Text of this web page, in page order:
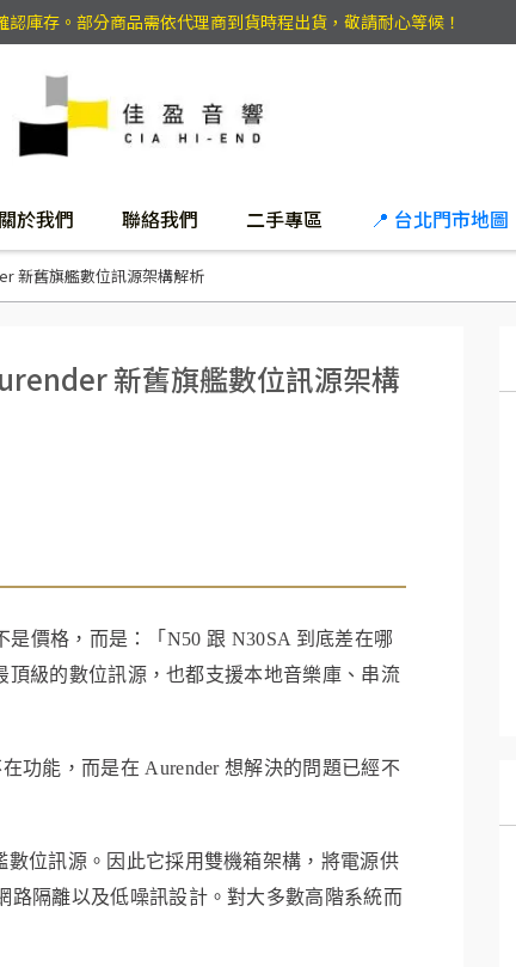
認庫存。部分商品需依代理商到貨時程出貨，敬請耐心等候！
關於我們 聯絡我們 二手專區 📍 台北門市地圖
新舊旗艦數位訊源架構解析
新舊旗艦數位訊源架構
價格，而是：「N50 跟 N30SA 到底差在哪
級的數位訊源，也都支援本地音樂庫、串流
功能，而是在 Aurender 想解決的問題已經不
位訊源。因此它採用雙機箱架構，將電源供
路隔離以及低噪訊設計。對大多數高階系統而